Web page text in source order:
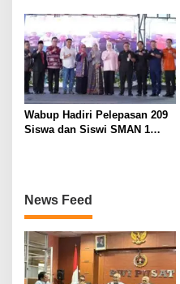
Karir Jabatan Struktural
Eselon III
Wabup Hadiri Pelepasan 209
Siswa dan Siswi SMAN 1
News Feed